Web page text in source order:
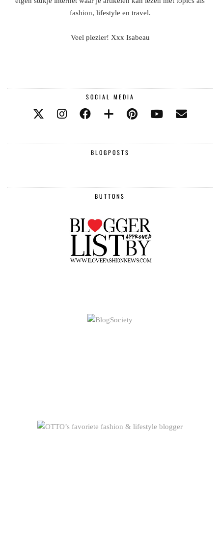
fashion, lifestyle en travel.
Veel plezier! Xxx Isabeau
SOCIAL MEDIA
BLOGPOSTS
BUTTONS